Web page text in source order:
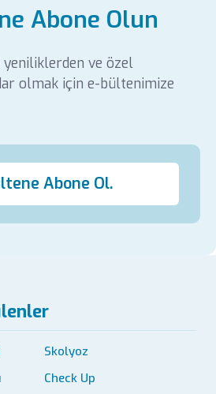
Abone Olun
yeniliklerden ve özel
olmak için e-bültenimize
Abone Ol.
Skolyoz
Check Up